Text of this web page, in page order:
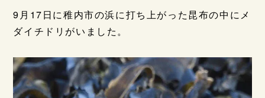
9月17日に稚内市の浜に打ち上がった昆布の中にメ
ダイチドリがいました。